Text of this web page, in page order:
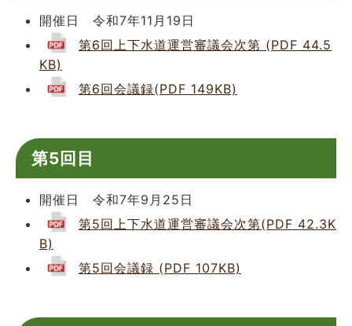
開催日 令和7年11月19日
第6回上下水道運営審議会次第 (PDF 44.5
KB)
第6回会議録(PDF 149KB)
第5回目
開催日 令和7年9月25日
第5回上下水道運営審議会次第(PDF 42.3K
B)
第5回会議録 (PDF 107KB)